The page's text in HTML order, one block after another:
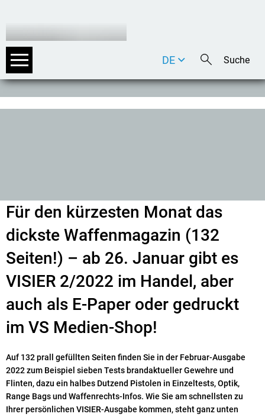
DE
EN
Für den kürzesten Monat das
dickste Waffenmagazin (132
Seiten!) – ab 26. Januar gibt es
VISIER 2/2022 im Handel, aber
auch als E-Paper oder gedruckt
im VS Medien-Shop!
Auf 132 prall gefüllten Seiten finden Sie in der Februar-Ausgabe
2022 zum Beispiel sieben Tests brandaktueller Gewehre und
Flinten, dazu ein halbes Dutzend Pistolen in Einzeltests, Optik,
Range Bags und Waffenrechts-Infos. Wie Sie am schnellsten zu
Ihrer persönlichen VISIER-Ausgabe kommen, steht ganz unten